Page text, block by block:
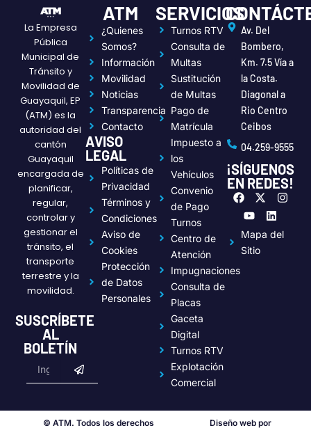
La Empresa
Pública
Municipal de
Tránsito y
Movilidad de
Guayaquil, EP
(ATM) es la
autoridad del
cantón
Guayaquil
encargada de
planificar,
regular,
controlar y
gestionar el
tránsito, el
transporte
terrestre y la
movilidad.
SUSCRÍBETE
AL
BOLETÍN
ATM
¿Quienes
Somos?
Información
Movilidad
Noticias
Transparencia
Contacto
AVISO
LEGAL
Políticas de
Privacidad
Términos y
Condiciones
Aviso de
Cookies
Protección
de Datos
Personales
SERVICIOS
Turnos RTV
Consulta de
Multas
Sustitución
de Multas
Pago de
Matrícula
Impuesto a
los
Vehículos
Convenio
de Pago
Turnos
Centro de
Atención
Impugnaciones
Consulta de
Placas
Gaceta
Digital
Turnos RTV
Explotación
Comercial
Av. Del
Bombero,
Km. 7.5 Vía a
la Costa.
Diagonal a
Rio Centro
Ceibos
04.259-9555
¡SÍGUENOS
EN REDES!
F
a
c
e
b
o
k
X
-
i
t
I
n
t
a
Y
u
t
u
b
n
k
e
Mapa del
Sitio
© ATM. Todos los derechos Diseño web por